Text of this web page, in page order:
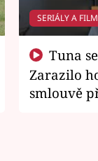
SERIÁLY A
Zarazilo
smlouvě